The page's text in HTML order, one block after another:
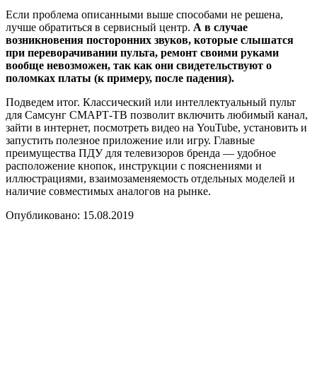
Если проблема описанными выше способами не решена,
лучше обратиться в сервисный центр. А в случае
возникновения посторонних звуков, которые слышатся
при переворачивании пульта, ремонт своими руками
вообще невозможен, так как они свидетельствуют о
поломках платы (к примеру, после падения).
Подведем итог. Классический или интеллектуальный пульт
для Самсунг СМАРТ-ТВ позволит включить любимый канал,
зайти в интернет, посмотреть видео на YouTube, установить и
запустить полезное приложение или игру. Главные
преимущества ПДУ для телевизоров бренда — удобное
расположение кнопок, инструкции с пояснениями и
иллюстрациями, взаимозаменяемость отдельных моделей и
наличие совместимых аналогов на рынке.
Опубликовано: 15.08.2019